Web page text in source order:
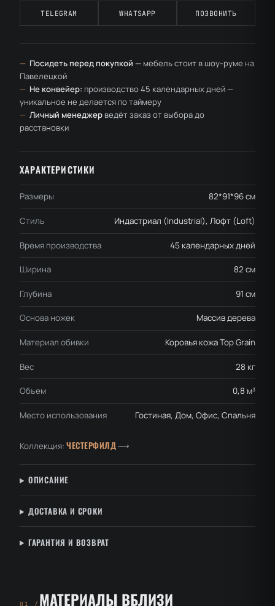
TELEGRAM WHATSAPP ПОЗВОНИТЬ
— Посидеть перед покупкой — мебель стоит в шоу-руме на
Павелецкой
— Не конвейер: производство 45 календарных дней —
уникальное не делается по таймеру
— Личный менеджер ведёт заказ от выбора до
расстановки
ХАРАКТЕРИСТИКИ
Размеры 82*91*96 см
Стиль Индастриал (Industrial), Лофт (Loft)
Время производства 45 календарных дней
Ширина 82 см
Глубина 91 см
Основа ножек Массив дерева
Материал обивки Коровья кожа Top Grain
Вес 28 кг
Объем 0,8 м³
Место использования Гостиная, Дом, Офис, Спальня
Коллекция: ЧЕСТЕРФИЛД⟶
ОПИСАНИЕ
ДОСТАВКА И СРОКИ
ГАРАНТИЯ И ВОЗВРАТ
01 / МАТЕРИАЛЫ ВБЛИЗИ